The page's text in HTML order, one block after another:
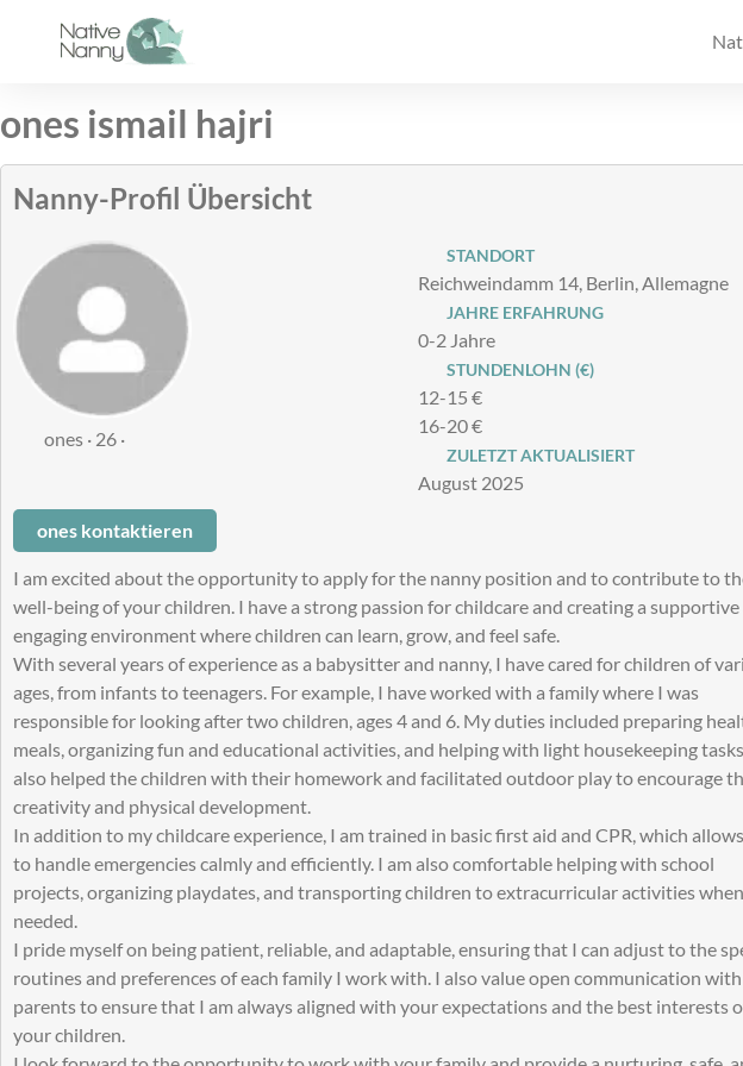
ones ismail hajri
Nanny-Profil Übersicht
ones · 26 ·
STANDORT
Reichweindamm 14, Berlin, Allemagne
JAHRE ERFAHRUNG
0-2 Jahre
STUNDENLOHN (€)
12-15 €
16-20 €
ZULETZT AKTUALISIERT
August 2025
ones kontaktieren
I am excited about the opportunity to apply for the nanny position and to contribute to
well-being of your children. I have a strong passion for childcare and creating a supportive
engaging environment where children can learn, grow, and feel safe.
With several years of experience as a babysitter and nanny, I have cared for children of
ages, from infants to teenagers. For example, I have worked with a family where I was
responsible for looking after two children, ages 4 and 6. My duties included preparing
meals, organizing fun and educational activities, and helping with light housekeeping
also helped the children with their homework and facilitated outdoor play to encourage
creativity and physical development.
In addition to my childcare experience, I am trained in basic first aid and CPR, which
to handle emergencies calmly and efficiently. I am also comfortable helping with school
projects, organizing playdates, and transporting children to extracurricular activities when
needed.
I pride myself on being patient, reliable, and adaptable, ensuring that I can adjust to the
routines and preferences of each family I work with. I also value open communication with
parents to ensure that I am always aligned with your expectations and the best interests
your children.